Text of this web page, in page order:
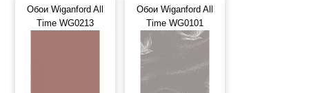
Обои Wiganford All
Time WG0213
Обои Wiganford All
Time WG0101